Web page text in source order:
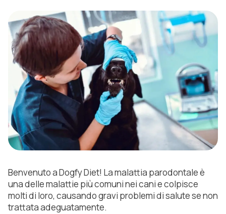
Benvenuto a Dogfy Diet! La malattia parodontale è
una delle malattie più comuni nei cani e colpisce
molti di loro, causando gravi problemi di salute se non
trattata adeguatamente.